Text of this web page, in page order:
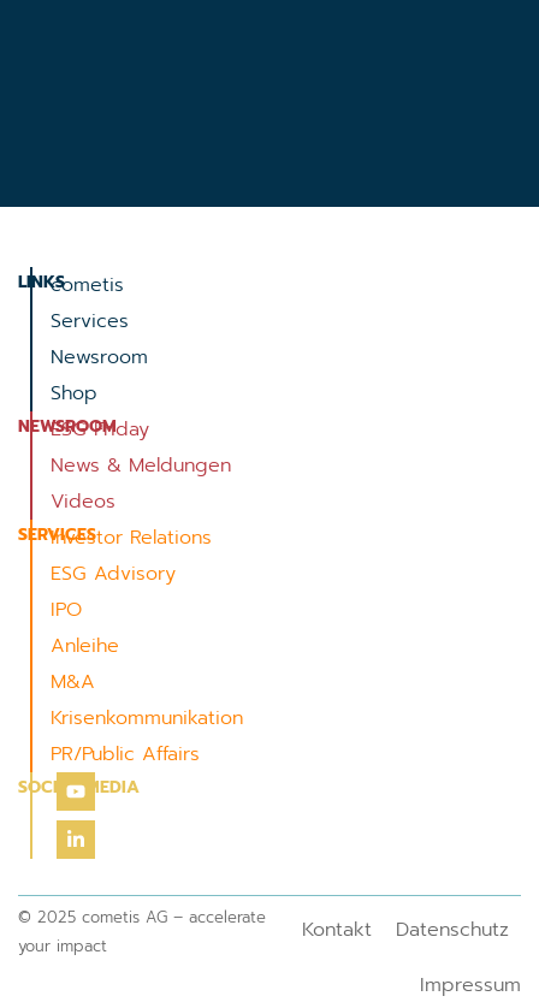
LINKScometis
Services
Newsroom
Shop
NEWSROOM
ESG Friday
News & Meldungen
Videos
SERVICES
Investor Relations
ESG Advisory
IPO
Anleihe
M&A
Krisenkommunikation
PR/Public Affairs
SOCIAL MEDIA
© 2025 cometis AG – accelerate
your impact
Kontakt
Datenschutz
Impressum